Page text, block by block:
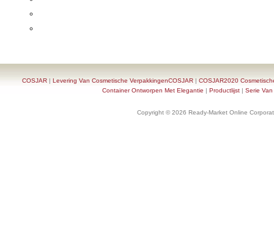
COSJAR | Levering Van Cosmetische VerpakkingenCOSJAR | COSJAR2020
Container Ontworpen Met Elegantie | Productlijst | Serie
Copyright © 2026 Ready-Market Online